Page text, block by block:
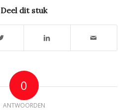
Deel dit stuk
0
ANTWOORDEN